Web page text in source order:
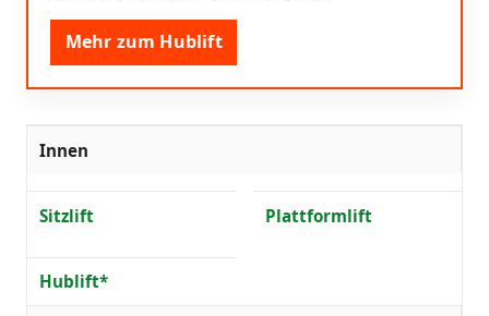
Mehr zum Hublift
Innen
Sitzlift Plattformlift
Hublift*